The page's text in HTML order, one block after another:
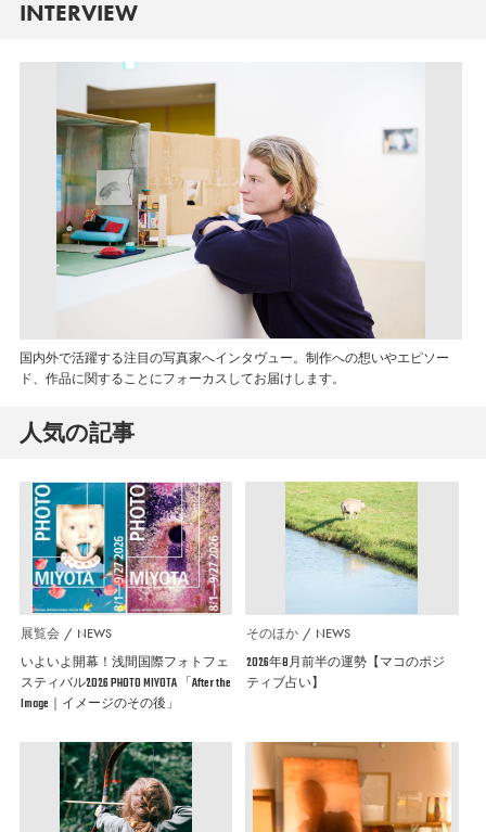
INTERVIEW
国内外で活躍する注目の写真家へインタヴュー。制作への想いやエピソー
ド、作品に関することにフォーカスしてお届けします。
人気の記事
展覧会 NEWS
いよいよ開幕！浅間国際フォトフェ
スティバル2026 PHOTO MIYOTA 「After the
Image｜イメージのその後」
そのほか NEWS
2026年8月前半の運勢【マコのポジ
ティブ占い】